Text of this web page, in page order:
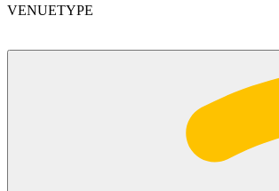
VENUETYPE